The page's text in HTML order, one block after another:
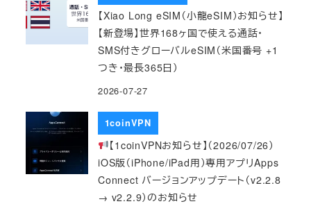
【Xiao Long eSIM（小龍eSIM）お知らせ】
【新登場】世界168ヶ国で使える通話・
SMS付きグローバルeSIM（米国番号 +1
つき・最長365日）
2026-07-27
1coinVPN
【1coinVPNお知らせ】（2026/07/26）
iOS版（iPhone/iPad用）専用アプリApps
Connect バージョンアップデート（v2.2.8
→ v2.2.9）のお知らせ